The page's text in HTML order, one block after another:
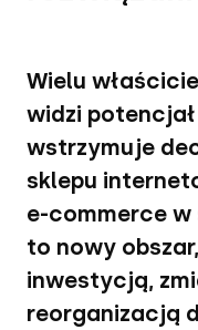
Wielu
widzi
wstrzymuje
sklepu
e-commerce
to nowy
inwestycją,
reorganizacją